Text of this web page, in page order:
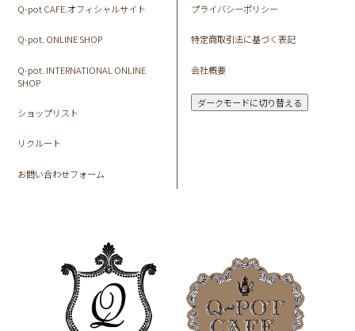
Q-pot CAFE.オフィシャルサイト
Q-pot. ONLINE SHOP
Q-pot. INTERNATIONAL ONLINE
SHOP
ショップリスト
リクルート
お問い合わせフォーム
プライバシーポリシー
特定商取引法に基づく表記
会社概要
ダークモードに切り替える